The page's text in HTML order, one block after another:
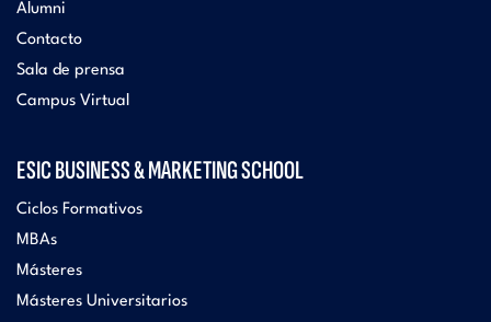
Alumni
Contacto
Sala de prensa
Campus Virtual
ESIC BUSINESS & MARKETING SCHOOL
Ciclos Formativos
MBAs
Másteres
Másteres Universitarios